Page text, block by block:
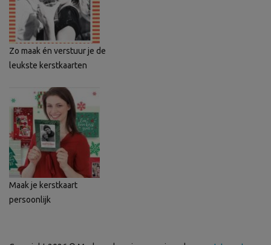
Zo maak én verstuur je de
leukste kerstkaarten
Maak je kerstkaart
persoonlijk